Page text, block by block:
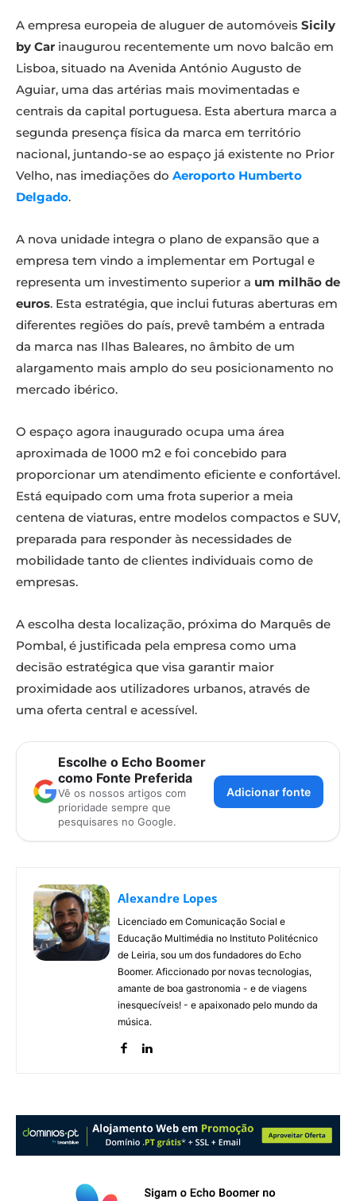
A empresa europeia de aluguer de automóveis Sicily
by Car inaugurou recentemente um novo balcão em
Lisboa, situado na Avenida António Augusto de
Aguiar, uma das artérias mais movimentadas e
centrais da capital portuguesa. Esta abertura marca a
segunda presença física da marca em território
nacional, juntando-se ao espaço já existente no Prior
Velho, nas imediações do Aeroporto Humberto
Delgado.
A nova unidade integra o plano de expansão que a
empresa tem vindo a implementar em Portugal e
representa um investimento superior a um milhão de
euros. Esta estratégia, que inclui futuras aberturas em
diferentes regiões do país, prevê também a entrada
da marca nas Ilhas Baleares, no âmbito de um
alargamento mais amplo do seu posicionamento no
mercado ibérico.
O espaço agora inaugurado ocupa uma área
aproximada de 1000 m2 e foi concebido para
proporcionar um atendimento eficiente e confortável.
Está equipado com uma frota superior a meia
centena de viaturas, entre modelos compactos e SUV,
preparada para responder às necessidades de
mobilidade tanto de clientes individuais como de
empresas.
A escolha desta localização, próxima do Marquês de
Pombal, é justificada pela empresa como uma
decisão estratégica que visa garantir maior
proximidade aos utilizadores urbanos, através de
uma oferta central e acessível.
Escolhe o Echo Boomer
como Fonte Preferida
Vê os nossos artigos com
prioridade sempre que
pesquisares no Google.
Adicionar fonte
Alexandre Lopes
Licenciado em Comunicação Social e
Educação Multimédia no Instituto Politécnico
de Leiria, sou um dos fundadores do Echo
Boomer. Aficcionado por novas tecnologias,
amante de boa gastronomia - e de viagens
inesquecíveis! - e apaixonado pelo mundo da
música.